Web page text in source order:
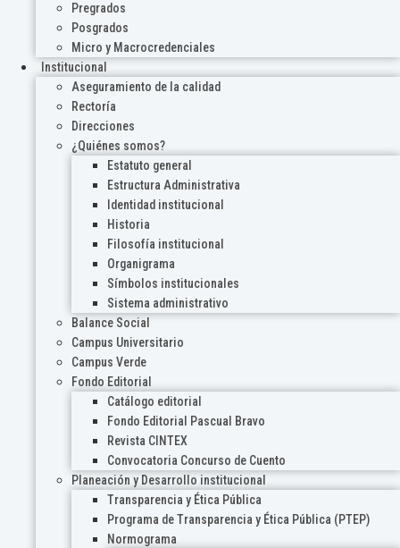
Pregrados
Posgrados
Micro y Macrocredenciales
Institucional
Aseguramiento de la calidad
Rectoría
Direcciones
¿Quiénes somos?
Estatuto general
Estructura Administrativa
Identidad institucional
Historia
Filosofía institucional
Organigrama
Símbolos institucionales
Sistema administrativo
Balance Social
Campus Universitario
Campus Verde
Fondo Editorial
Catálogo editorial
Fondo Editorial Pascual Bravo
Revista CINTEX
Convocatoria Concurso de Cuento
Planeación y Desarrollo institucional
Transparencia y Ética Pública
Programa de Transparencia y Ética Pública (PTEP)
Normograma